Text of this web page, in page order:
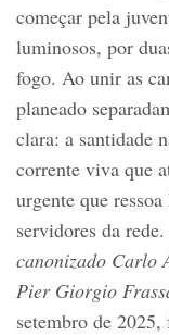
começar pela
luminosos, por
fogo. Ao unir as
planeado
clara: a santidade
corrente viva que
urgente que
servidores da
canonizado Carlo
Pier Giorgio
setembro de 2025,